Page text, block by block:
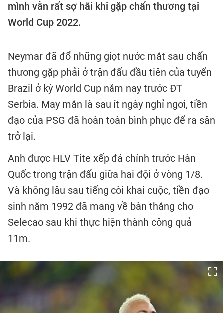
mình vẫn rất sợ hãi khi gặp chấn thương tại
World Cup 2022.
Neymar đã đổ những giọt nước mắt sau chấn
thương gặp phải ở trận đấu đầu tiên của tuyển
Brazil ở kỳ World Cup năm nay trước ĐT
Serbia. May mắn là sau ít ngày nghỉ ngơi, tiền
đạo của PSG đã hoàn toàn bình phục để ra sân
trở lại.
Anh được HLV Tite xếp đá chính trước Hàn
Quốc trong trận đấu giữa hai đội ở vòng 1/8.
Và không lâu sau tiếng còi khai cuộc, tiền đạo
sinh năm 1992 đã mang về bàn thắng cho
Selecao sau khi thực hiện thành công quả
11m.